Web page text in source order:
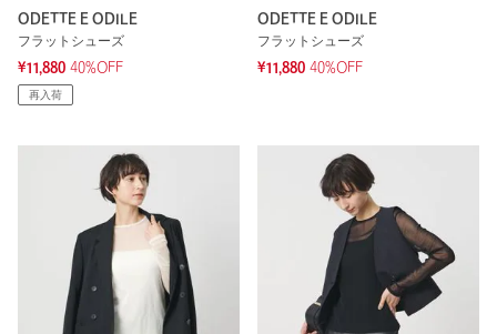
ODETTE E ODILE
フラットシューズ
¥11,880 40%OFF
再入荷
ODETTE E ODILE
フラットシューズ
¥11,880 40%OFF